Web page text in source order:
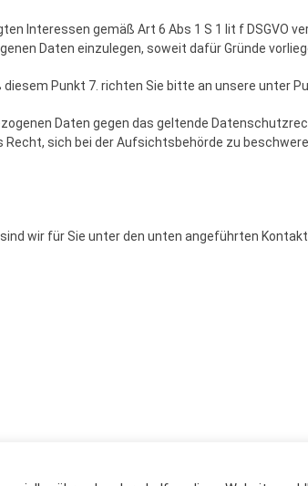
Interessen gemäß Art 6 Abs 1 S 1 lit f DSGVO
Daten einzulegen, soweit dafür Gründe
Punkt 7. richten Sie bitte an unsere unter
Daten gegen das geltende
sich bei der Aufsichtsbehörde zu
wir für Sie unter den unten angeführten